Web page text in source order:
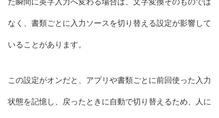
なく、書類ごとに入力ソースを切り替える設定が影響して
いることがあります。
この設定がオンだと、アプリや書類ごとに前回使った入力
状態を記憶し、戻ったときに自動で切り替えるため、人に